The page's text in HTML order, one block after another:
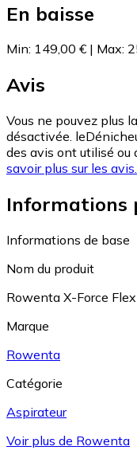
En baisse
Min: 149,00 € | Max:
Avis
Vous ne pouvez plus
désactivée.
des avis ont utilisé ou
savoir plus sur les avis.
Informations
Informations de base
Nom du produit
Rowenta X-Force
Marque
Rowenta
Catégorie
Aspirateur
Voir plus de Rowenta